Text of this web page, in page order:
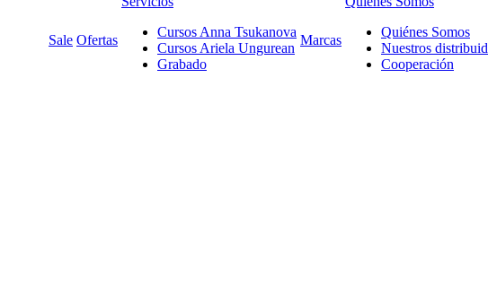
Sale Ofertas
Cursos Anna Tsukanova
Cursos Ariela Ungurean
Grabado
Marcas
Quiénes Somos
Nuestros
Cooperación